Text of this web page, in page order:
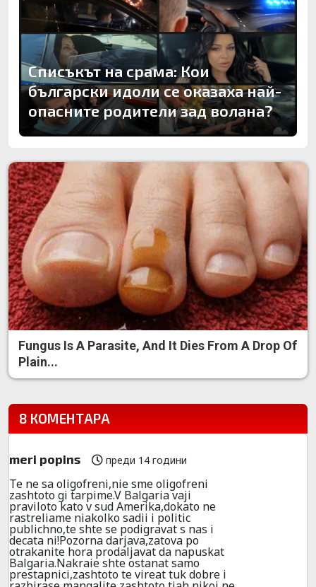
Списъкът на срама: Кои
български идоли се оказаха най-
опасните родители зад волана?
Fungus Is A Parasite, And It Dies From A Drop Of
Plain...
8 КОМЕНТАРА
meri popins преди 14 години
Te ne sa oligofreni,nie sme oligofreni
zashtoto gi tarpime.V Balgaria vaji
praviloto kato v sud Amerika,dokato ne
rastreliame niakolko sadii i politic
publichno,te shte se podigravat s nas i
decata ni!Pozorna darjava,zatova po
otrakanite hora prodaljavat da napuskat
Balgaria.Nakraie shte ostanat samo
prestapnici,zashtoto te vireat tuk dobre i